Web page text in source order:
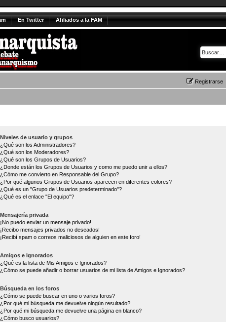
En Twitter Afiliados a la FAM
Registrarse
Niveles de usuario y grupos
¿Qué son los Administradores?
¿Qué son los Moderadores?
¿Qué son los Grupos de Usuarios?
¿Donde están los Grupos de Usuarios y como me puedo unir a ellos?
¿Cómo me convierto en Responsable del Grupo?
¿Por qué algunos Grupos de Usuarios aparecen en diferentes colores?
¿Qué es un "Grupo de Usuarios predeterminado"?
¿Qué es el enlace "El equipo"?
Mensajería privada
¡No puedo enviar un mensaje privado!
¡Recibo mensajes privados no deseados!
¡Recibí spam o correos maliciosos de alguien en este foro!
Amigos e Ignorados
¿Qué es la lista de Mis Amigos e Ignorados?
¿Cómo se puede añadir o borrar usuarios de mi lista de Amigos e Ignorados?
Búsqueda en los foros
¿Cómo se puede buscar en uno o varios foros?
¿Por qué mi búsqueda me devuelve ningún resultado?
¿Por qué mi búsqueda me devuelve una página en blanco?
¿Cómo busco usuarios?